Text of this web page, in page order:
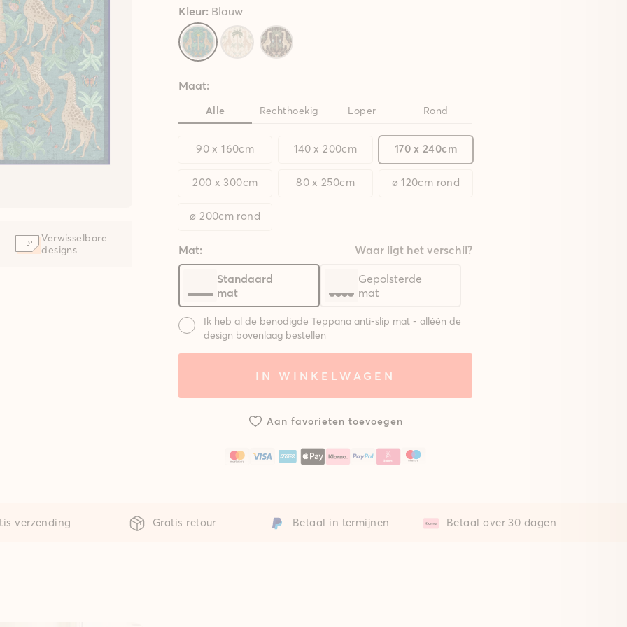
Verwisselbare
designs
Kleur: Blauw
Maat:
Alle Rechthoekig Loper Rond
90 x 160cm 140 x 200cm 170 x 240cm
200 x 300cm 80 x 250cm ø 120cm rond
ø 200cm rond
Mat: Waar ligt het verschil?
Standaard
mat
Gepolsterde
mat
Ik heb al de benodigde Teppana anti-slip mat - alléén de
design bovenlaag bestellen
IN WINKELWAGEN
Aan favorieten toevoegen
verzending Gratis retour Betaal in termijnen Betaal over 30 dagen